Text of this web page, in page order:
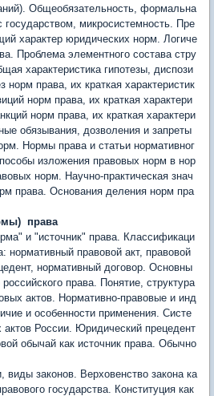
Общеобязательность, формальна
государством, микросистемность. Пре
характер юридических норм. Логиче
Проблема элементного состава стру
характеристика гипотезы, диспози
норм права, их краткая характеристик
норм права, их краткая характери
норм права, их краткая характери
обязывания, дозволения и запреты
Нормы права и статьи нормативног
изложения правовых норм в нор
норм. Научно-практическая знач
права. Основания деления норм пра
права
и "источник" права. Классификаци
нормативный правовой акт, правовой
нормативный договор. Основны
права. Понятие, структура
актов. Нормативно-правовые и инд
и особенности применения. Систе
России. Юридический прецедент
обычай как источник права. Обычно
виды законов. Верховенство закона ка
государства. Конституция как